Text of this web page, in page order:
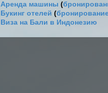
Аренда машины (
Букинг отелей (
Виза на Бали в Индонезию